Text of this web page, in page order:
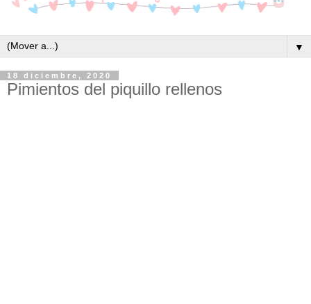
▼
18 diciembre, 2020
Pimientos del piquillo rellenos